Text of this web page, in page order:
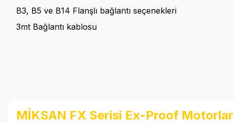
B3, B5 ve B14 Flanşlı bağlantı seçenekleri
3mt Bağlantı kablosu
MİKSAN FX Serisi Ex-Proof